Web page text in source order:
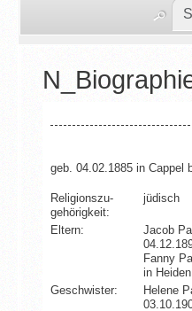
geb. 04.02.1885 in Cappel
Religionszu­
gehörigkeit:
jüdisch
Eltern:
Jacob
Fanny
in
Geschwister:
Helene